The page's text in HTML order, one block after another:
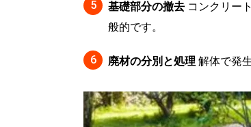
基礎部分の撤去 コンクリー
般的です。
廃材の分別と処理 解体で発